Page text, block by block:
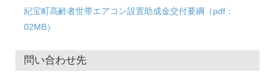
紀宝町高齢者世帯エアコン設置助成金交付要綱（pdf：
02MB）
問い合わせ先